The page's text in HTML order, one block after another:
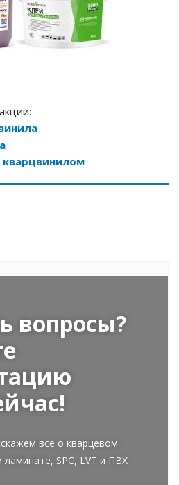
кварцвинилом
вопросы?
все о кварцевом
SPC, LVT и ПВХ